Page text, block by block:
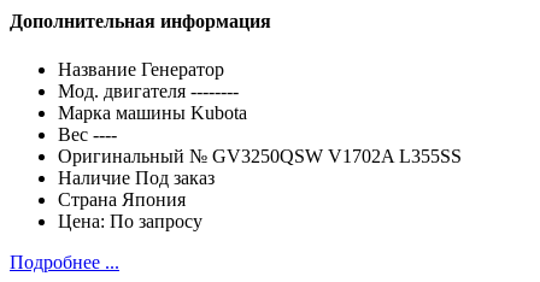
Дополнительная информация
Название Генератор
Мод. двигателя --------
Марка машины Kubota
Вес ----
Оригинальный № GV3250QSW V1702A L355SS
Наличие Под заказ
Страна Япония
Цена: По запросу
Подробнее ...